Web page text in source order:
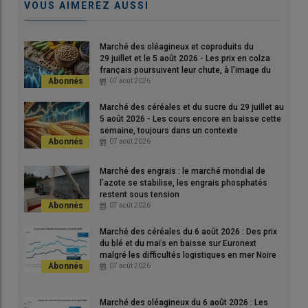
l’association des coopératives allemande a révisé à la hausse
son estimation mensuelle deproductionde colza pour la
récolte 2026 à 4,15 Mt, à la suite d’une hausse de la sole
Pour tout savoir sur l'actualité des marchés
agricoles, cliquezici
Sur le marché
physique français, le prix du colza en FOB
Moselle, sa place de référence, a gagné 9,50 €/t sur la période
avril-juin, à 512 €/t, porté par le renchérissement de l’huile de
VOUS AIMEREZ AUSSI
Marché des oléagineux et coproduits du
29 juillet et le 5 août 2026 - Les prix en colza
français poursuivent leur chute, à l’image du
soja états-unien et du pétrole
07 août 2026
Marché des céréales et du sucre du 29 juillet au
5 août 2026 - Les cours encore en baisse cette
semaine, toujours dans un contexte
géopolitique très incertain.
07 août 2026
Marché des engrais : le marché mondial de
l’azote se stabilise, les engrais phosphatés
restent sous tension
07 août 2026
Marché des céréales du 6 août 2026 : Des prix
du blé et du maïs en baisse sur Euronext
malgré les difficultés logistiques en mer Noire
07 août 2026
Marché des oléagineux du 6 août 2026 : Les